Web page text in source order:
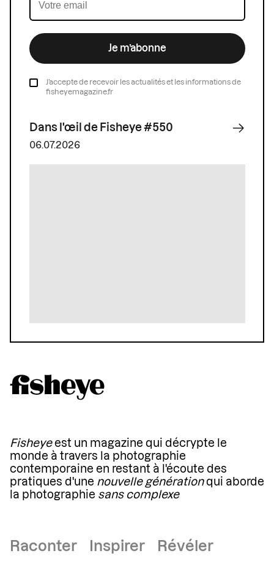
Je m’abonne
J’accepte de recevoir les actualités et les informations de
fisheyemagazine.fr
Dans l'œil de Fisheye #550
06.07.2026
Fisheyeest un magazine qui décrypte le
monde à travers la photographie
contemporaine en restant à l'écoute des
pratiques d'une nouvelle générationqui aborde
la photographie sans complexe
Raconter Inspirer Révéler